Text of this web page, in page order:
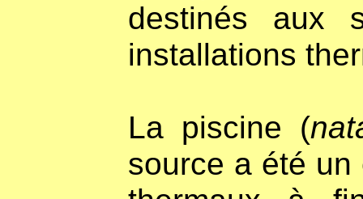
destinés aux
installations
La piscine (
source a été